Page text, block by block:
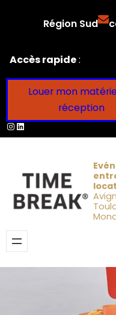
Région Sud
Accès rapide:
Louer mon
réception
Instagram
LinkedIn